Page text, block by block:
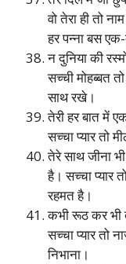
वो तेरा ही तो
हर पन्ना बस
न दुनिया की
सच्ची मोहब्बत
साथ रखे।
तेरी हर बात में
सच्चा प्यार तो
तेरे साथ जीना
है। सच्चा प्यार
रहमत है।
कभी रूठ कर भी
सच्चा प्यार तो
निभाना।